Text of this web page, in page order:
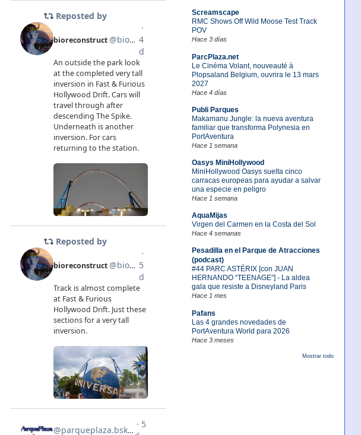
Screamscape
RMC Shows Off Wild Moose Test Track
POV
Hace 3 días
ParcPlaza.net
Le Cinéma Volant, nouveauté à
Plopsaland Belgium, ouvrira le 13 mars
2027
Hace 4 días
Publi Parques
Makamanu Jungle: la nueva aventura
familiar que transforma Polynesia en
PortAventura
Hace 1 semana
Oasys MiniHollywood
MiniHollywood Oasys suelta cinco
carracas europeas para ayudar a salvar
una especie en peligro
Hace 1 semana
AquaMijas
Virgen del Carmen en la Costa del Sol
Hace 4 semanas
Pesadilla en el Parque de Atracciones
(podcast)
#44 PARC ASTÉRIX [con JUAN
HERNANDO “TEENAGE”] - La aldea
gala que resiste a Disneyland Paris
Hace 1 mes
Pafans
Las 4 grandes novedades de
PortAventura World para 2026
Hace 3 meses
Mostrar todo